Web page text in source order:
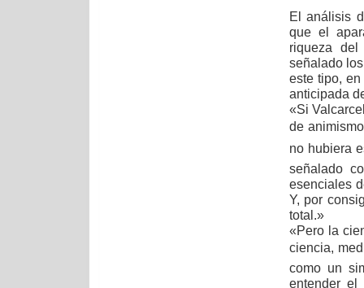
El análisis
que el
riqueza
señalado
este tipo,
anticipada
«Si
de
no hubiera
señalado
esenciales
Y, por
total.»
«Pero la
ciencia,
como un
entender el